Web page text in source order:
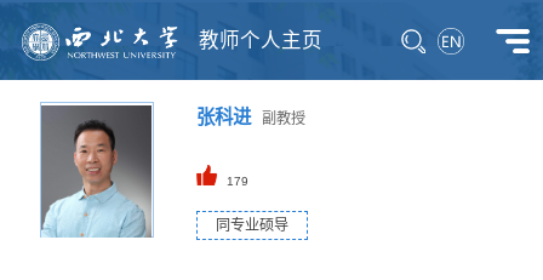
教师个人主页
张科进副教授
179
同专业硕导